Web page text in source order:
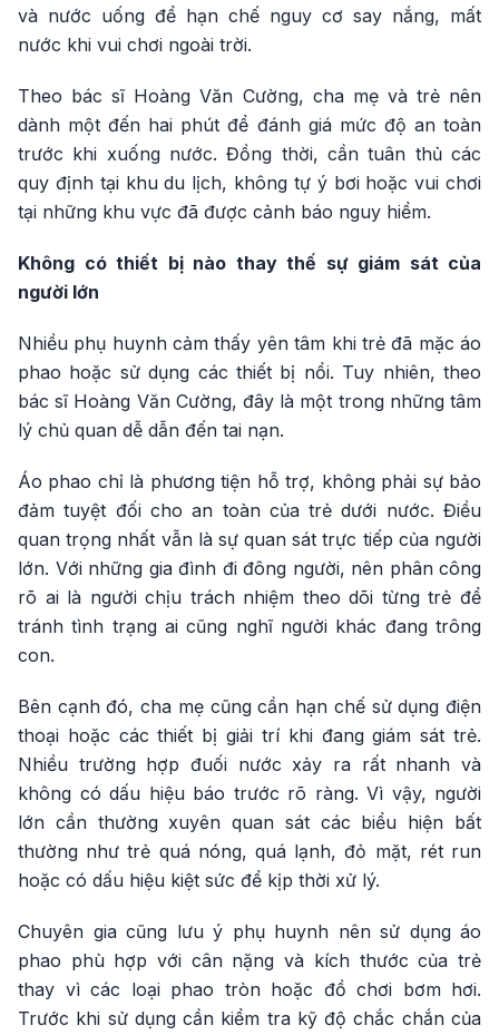
và nước uống để hạn chế nguy cơ say nắng, mất
nước khi vui chơi ngoài trời.
Theo bác sĩ Hoàng Văn Cường, cha mẹ và trẻ nên
dành một đến hai phút để đánh giá mức độ an toàn
trước khi xuống nước. Đồng thời, cần tuân thủ các
quy định tại khu du lịch, không tự ý bơi hoặc vui chơi
tại những khu vực đã được cảnh báo nguy hiểm.
Không có thiết bị nào thay thế sự giám sát của
người lớn
Nhiều phụ huynh cảm thấy yên tâm khi trẻ đã mặc áo
phao hoặc sử dụng các thiết bị nổi. Tuy nhiên, theo
bác sĩ Hoàng Văn Cường, đây là một trong những tâm
lý chủ quan dễ dẫn đến tai nạn.
Áo phao chỉ là phương tiện hỗ trợ, không phải sự bảo
đảm tuyệt đối cho an toàn của trẻ dưới nước. Điều
quan trọng nhất vẫn là sự quan sát trực tiếp của người
lớn. Với những gia đình đi đông người, nên phân công
rõ ai là người chịu trách nhiệm theo dõi từng trẻ để
tránh tình trạng ai cũng nghĩ người khác đang trông
con.
Bên cạnh đó, cha mẹ cũng cần hạn chế sử dụng điện
thoại hoặc các thiết bị giải trí khi đang giám sát trẻ.
Nhiều trường hợp đuối nước xảy ra rất nhanh và
không có dấu hiệu báo trước rõ ràng. Vì vậy, người
lớn cần thường xuyên quan sát các biểu hiện bất
thường như trẻ quá nóng, quá lạnh, đỏ mặt, rét run
hoặc có dấu hiệu kiệt sức để kịp thời xử lý.
Chuyên gia cũng lưu ý phụ huynh nên sử dụng áo
phao phù hợp với cân nặng và kích thước của trẻ
thay vì các loại phao tròn hoặc đồ chơi bơm hơi.
Trước khi sử dụng cần kiểm tra kỹ độ chắc chắn của